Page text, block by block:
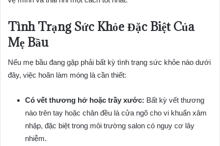
Tình Trạng Sức Khỏe Đặc Biệt Của
Mẹ Bầu
Nếu mẹ bầu đang gặp phải bất kỳ tình trạng sức khỏe nào dưới
đây, việc hoãn làm móng là cần thiết:
Có vết thương hở hoặc trầy xước: Bất kỳ vết thương
nào trên tay hoặc chân đều là cửa ngõ cho vi khuẩn xâm
nhập, đặc biệt trong môi trường salon có nguy cơ lây
nhiễm.